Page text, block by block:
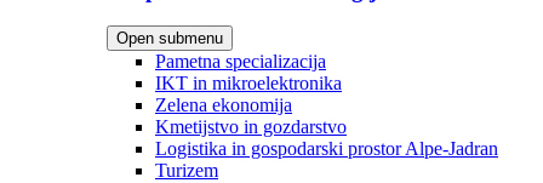
Open submenu
Pametna specializacija
IKT in mikroelektronika
Zelena ekonomija
Kmetijstvo in gozdarstvo
Logistika in gospodarski prostor Alpe-Jadran
Turizem